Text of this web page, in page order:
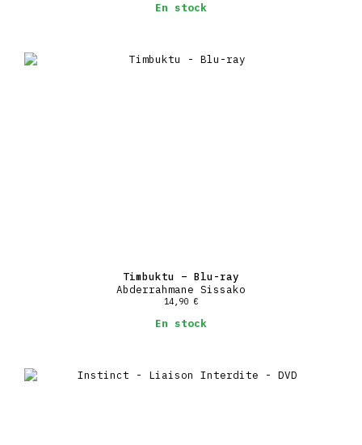
En stock
Timbuktu – Blu-ray
Abderrahmane Sissako
14,90 €
En stock